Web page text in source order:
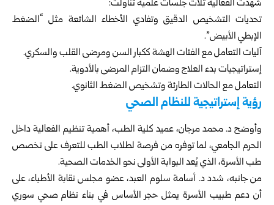
شهدت الفعالية ثلاث جلسات علمية تناولت:
تحديات التشخيص الدقيق وتفادي الأخطاء الشائعة مثل “الضغط
الإبطي الأبيض”.
آليات التعامل مع الفئات الهشة ككبار السن ومرضى القلب والسكري.
إستراتيجيات بدء العلاج وضمان التزام المرضى بالأدوية.
التعامل مع الحالات الطارئة وتشخيص الضغط الثانوي.
رؤية إستراتيجية للنظام الصحي
وأوضح د. محمد مرجان، عميد كلية الطب، أهمية تنظيم الفعالية داخل
الحرم الجامعي، لما توفره من فرصة لطلاب الطب للتعرف على تخصص
طب الأسرة، الذي يُعد البوابة الأولى نحو الخدمات الصحية.
من جانبه، شدد د. أسامة سلوم العبد، عضو مجلس نقابة الأطباء، على
أن دعم طبيب الأسرة يمثل حجر الأساس في بناء نظام صحي سوري